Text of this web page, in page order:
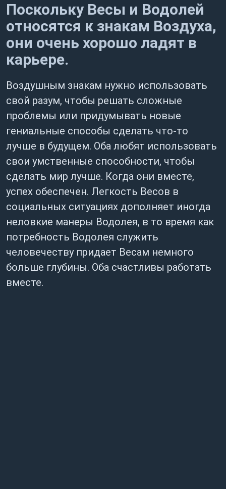
Поскольку Весы и Водолей
относятся к знакам Воздуха,
они очень хорошо ладят в
карьере.
Воздушным знакам нужно использовать
свой разум, чтобы решать сложные
проблемы или придумывать новые
гениальные способы сделать что-то
лучше в будущем. Оба любят использовать
свои умственные способности, чтобы
сделать мир лучше. Когда они вместе,
успех обеспечен. Легкость Весов в
социальных ситуациях дополняет иногда
неловкие манеры Водолея, в то время как
потребность Водолея служить
человечеству придает Весам немного
больше глубины. Оба счастливы работать
вместе.